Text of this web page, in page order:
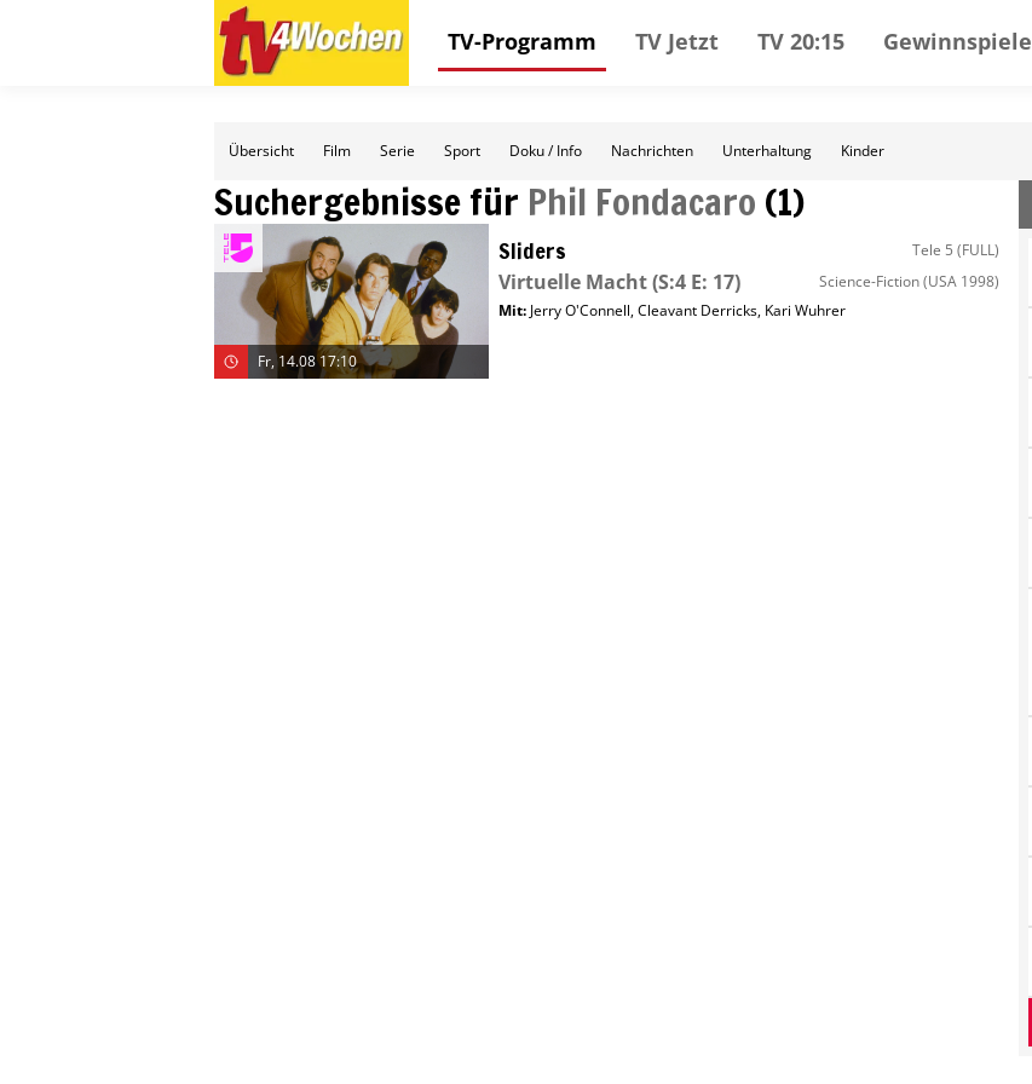
TV-Programm TV Jetzt TV 20:15 Gewinnspiele
Übersicht Film Serie Sport Doku / Info Nachrichten Unterhaltung Kinder
Suchergebnisse für Phil Fondacaro (1)
Fr, 14.08 17:10
Sliders Tele 5 (FULL)
Virtuelle Macht(S:4 E: 17) Science-Fiction(USA 1998)
Mit: Jerry O'Connell,Cleavant Derricks, Kari Wuhrer